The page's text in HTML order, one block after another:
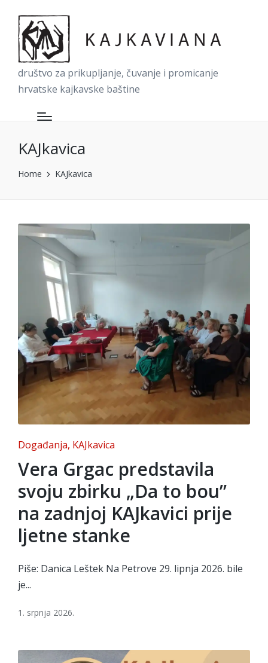
društvo za prikupljanje, čuvanje i promicanje
hrvatske kajkavske baštine
KAJkavica
Home KAJkavica
Posted
in
Događanja KAJkavica
Vera Grgac predstavila
svoju zbirku „Da to bou”
na zadnjoj KAJkavici prije
ljetne stanke
Piše: Danica Leštek Na Petrove 29. lipnja 2026. bile
je...
1. srpnja 2026.